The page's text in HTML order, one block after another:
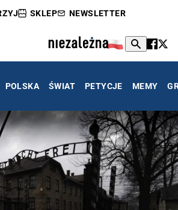
SKLEP NEWSLETTER
POLSKA ŚWIAT PETYCJE MEMY